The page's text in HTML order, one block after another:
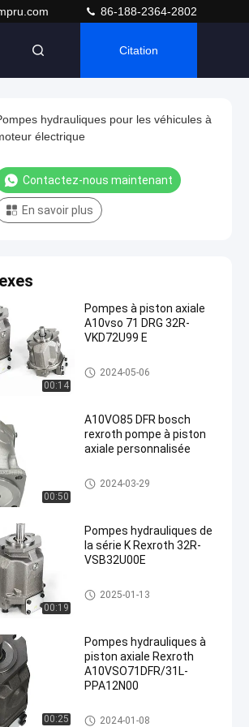
86-188-2364-2802
Citation
hydrauliques pour les véhicules à
électrique
Contactez-nous maintenant
En savoir plus
00:14
Pompes à piston axiale
A10vso 71 DRG 32R-
VKD72U99 E
Pompes hydrauliques Rexroth
2024-05-06
00:50
A10VO85 DFR bosch
rexroth pompe à piston
axiale personnalisée
Pompes hydrauliques Rexroth
2024-03-29
00:19
Pompes hydrauliques de
la série K Rexroth 32R-
VSB32U00E
Pompes hydrauliques Rexroth
2025-01-13
00:25
Pompes hydrauliques à
piston axiale Rexroth
A10VSO71DFR/31L-
PPA12N00
Pompes hydrauliques Rexroth
2024-01-08